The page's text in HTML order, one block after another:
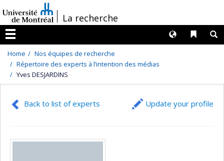
au
contenu
/La recherche
Menu
Liens
Langues
Home
Nos équipes de recherche
Répertoire des experts à l’intention des médias
Yves DESJARDINS
Back to list of experts Update your profile